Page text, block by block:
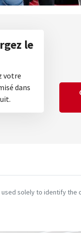
le
votre
dans
used solely to identify the